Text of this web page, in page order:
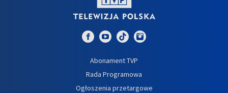
Abonament TVP
Rada Programowa
Ogłoszenia przetargowe